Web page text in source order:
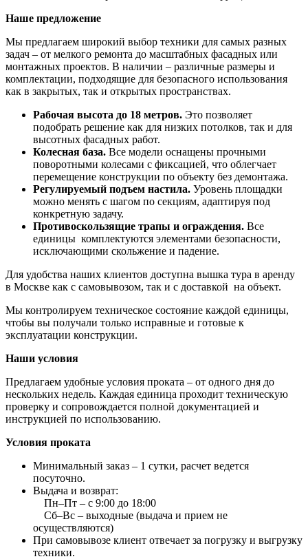
Наше предложение
Мы предлагаем широкий выбор техники для самых разных
задач – от мелкого ремонта до масштабных фасадных или
монтажных проектов. В наличии – различные размеры и
комплектации, подходящие для безопасного использования
как в закрытых, так и открытых пространствах.
Рабочая высота до 18 метров. Это позволяет
подобрать решение как для низких потолков, так и для
высотных фасадных работ.
Колесная база. Все модели оснащены прочными
поворотными колесами с фиксацией, что облегчает
перемещение конструкции по объекту без демонтажа.
Регулируемый подъем настила. Уровень площадки
можно менять с шагом по секциям, адаптируя под
конкретную задачу.
Противоскользящие трапы и ограждения. Все
единицы комплектуются элементами безопасности,
исключающими скольжение и падение.
Для удобства наших клиентов доступна вышка тура в аренду
в Москве как с самовывозом, так и с доставкой на объект.
Мы контролируем техническое состояние каждой единицы,
чтобы вы получали только исправные и готовые к
эксплуатации конструкции.
Наши условия
Предлагаем удобные условия проката – от одного дня до
нескольких недель. Каждая единица проходит техническую
проверку и сопровождается полной документацией и
инструкцией по использованию.
Условия проката
Минимальный заказ – 1 сутки, расчет ведется
посуточно.
Выдача и возврат:
Пн–Пт – с 9:00 до 18:00
Сб–Вс – выходные (выдача и прием не
осуществляются)
При самовывозе клиент отвечает за погрузку и выгрузку
техники.